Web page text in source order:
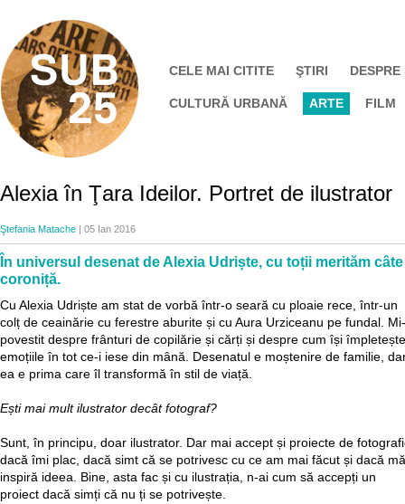
CELE MAI CITITE ŞTIRI DESPRE
CULTURĂ URBANĂ ARTE FILM
Alexia în Ţara Ideilor. Portret de ilustrator
Ştefania Matache | 05 Ian 2016
În universul desenat de Alexia Udriște, cu toții merităm
coroniță.
Cu Alexia Udriște am stat de vorbă într-o seară cu ploaie rece, într-un
colț de ceainărie cu ferestre aburite și cu Aura Urziceanu pe fundal.
povestit despre frânturi de copilărie și cărți și despre cum își împletește
emoțiile în tot ce-i iese din mână. Desenatul e moștenire de familie,
ea e prima care îl transformă în stil de viață.
Ești mai mult ilustrator decât fotograf?
Sunt, în principu, doar ilustrator. Dar mai accept și proiecte de
dacă îmi plac, dacă simt că se potrivesc cu ce am mai făcut și dacă mă
inspiră ideea. Bine, asta fac și cu ilustrația, n-ai cum să accepți un
proiect dacă simți că nu ți se potrivește.